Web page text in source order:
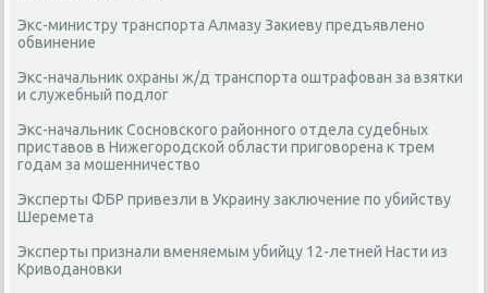
Экс-министру транспорта Алмазу Закиеву предъявлено
обвинение
Экс-начальник охраны ж/д транспорта оштрафован за взятки
и служебный подлог
Экс-начальник Сосновского районного отдела судебных
приставов в Нижегородской области приговорена к трем
годам за мошенничество
Эксперты ФБР привезли в Украину заключение по убийству
Шеремета
Эксперты признали вменяемым убийцу 12-летней Насти из
Криводановки